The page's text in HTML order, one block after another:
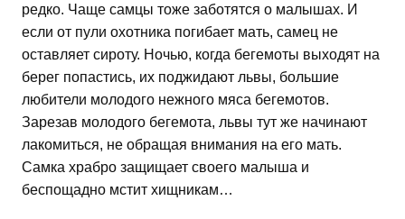
редко. Чаще самцы тоже заботятся о малышах. И
если от пули охотника погибает мать, самец не
оставляет сироту. Ночью, когда бегемоты выходят на
берег попастись, их поджидают львы, большие
любители молодого нежного мяса бегемотов.
Зарезав молодого бегемота, львы тут же начинают
лакомиться, не обращая внимания на его мать.
Самка храбро защищает своего малыша и
беспощадно мстит хищникам…